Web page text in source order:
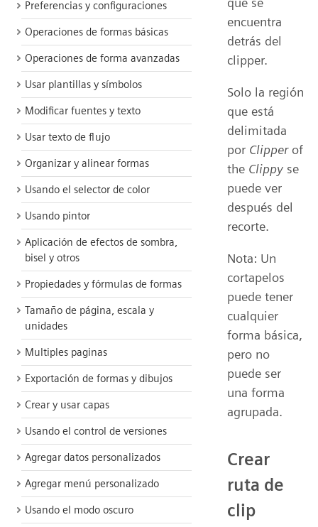
Preferencias y configuraciones
Operaciones de formas básicas
Operaciones de forma avanzadas
Usar plantillas y símbolos
Modificar fuentes y texto
Usar texto de flujo
Organizar y alinear formas
Usando el selector de color
Usando pintor
Aplicación de efectos de sombra,
bisel y otros
Propiedades y fórmulas de formas
Tamaño de página, escala y
unidades
Multiples paginas
Exportación de formas y dibujos
Crear y usar capas
Usando el control de versiones
Agregar datos personalizados
Agregar menú personalizado
Usando el modo oscuro
encuentra
detrás del
clipper.
Solo la región
que está
delimitada
por Clipperof
the Clippy se
puede ver
después del
recorte.
Nota: Un
cortapelos
puede tener
cualquier
forma básica,
pero no
puede ser
una forma
agrupada.
Crear
ruta de
clip